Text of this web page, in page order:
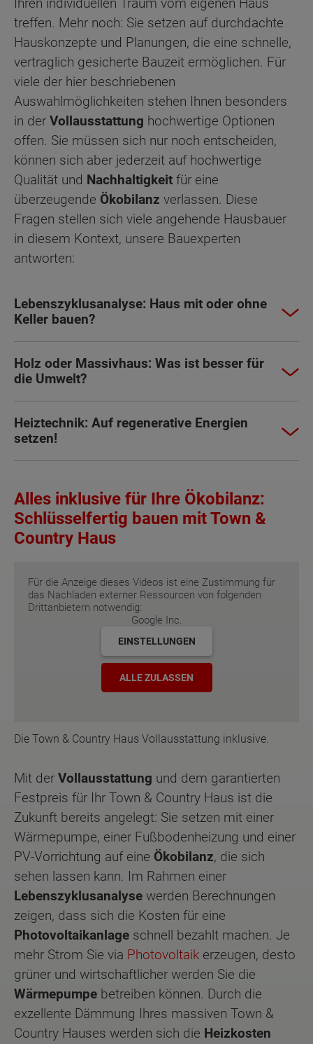
Ihren individuellen Traum vom eigenen Haus
treffen. Mehr noch: Sie setzen auf durchdachte
Hauskonzepte und Planungen, die eine schnelle,
vertraglich gesicherte Bauzeit ermöglichen. Für
viele der hier beschriebenen
Auswahlmöglichkeiten stehen Ihnen besonders
in der Vollausstattung hochwertige Optionen
offen. Sie müssen sich nur noch entscheiden,
können sich aber jederzeit auf hochwertige
Qualität und Nachhaltigkeit für eine
überzeugende Ökobilanz verlassen. Diese
Fragen stellen sich viele angehende Hausbauer
in diesem Kontext, unsere Bauexperten
antworten:
Lebenszyklusanalyse: Haus mit oder ohne
Keller bauen?
Holz oder Massivhaus: Was ist besser für
die Umwelt?
Heiztechnik: Auf regenerative Energien
setzen!
Alles inklusive für Ihre Ökobilanz:
Schlüsselfertig bauen mit Town &
Country Haus
Für die Anzeige dieses Videos ist eine Zustimmung für
das Nachladen externer Ressourcen von folgenden
Drittanbietern notwendig:
Google Inc.
EINSTELLUNGEN
ALLE ZULASSEN
Die Town & Country Haus Vollausstattung inklusive.
Mit der Vollausstattung und dem garantierten
Festpreis für Ihr Town & Country Haus ist die
Zukunft bereits angelegt: Sie setzen mit einer
Wärmepumpe, einer Fußbodenheizung und einer
PV-Vorrichtung auf eine Ökobilanz, die sich
sehen lassen kann. Im Rahmen einer
Lebenszyklusanalyse werden Berechnungen
zeigen, dass sich die Kosten für eine
Photovoltaikanlage schnell bezahlt machen. Je
mehr Strom Sie via Photovoltaik erzeugen, desto
grüner und wirtschaftlicher werden Sie die
Wärmepumpe betreiben können. Durch die
exzellente Dämmung Ihres massiven Town &
Country Hauses werden sich die Heizkosten